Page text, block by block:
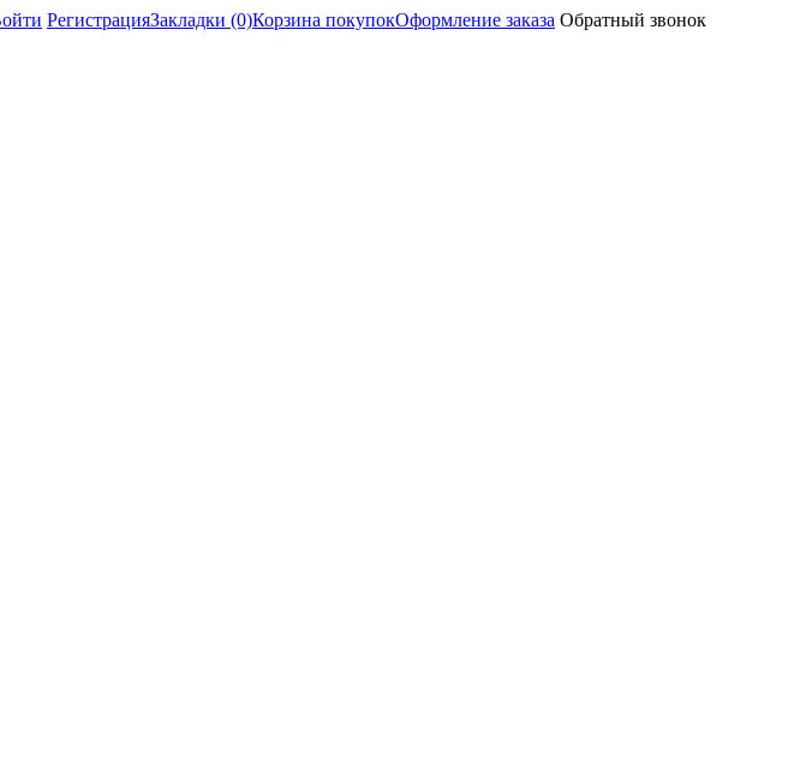
РегистрацияЗакладки (0)Корзина покупокОформление заказа Обратный звонок